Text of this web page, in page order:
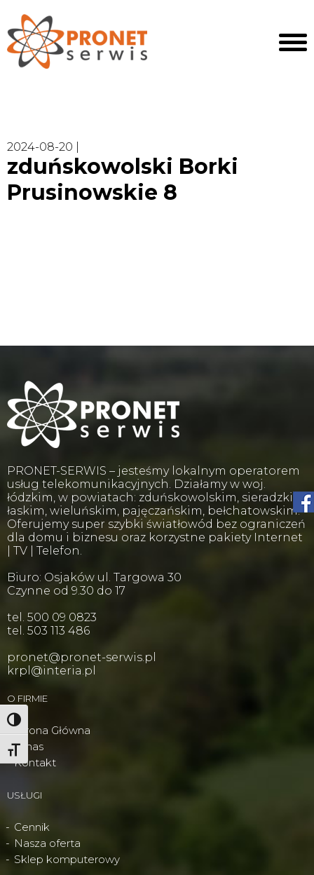
Wysoki kontrast
Powiększ tekst
2024-08-20 |
zduńskowolski Borki
Prusinowskie 8
PRONET-SERWIS – jesteśmy lokalnym operatorem
usług telekomunikacyjnych. Działamy w woj.
łódzkim, w powiatach: zduńskowolskim, sieradzkim,
łaskim, wieluńskim, pajęczańskim, bełchatowskim.
Oferujemy super szybki światłowód bez ograniczeń
dla domu i biznesu oraz korzystne pakiety Internet
| TV | Telefon.
Biuro: Osjaków ul. Targowa 30
Czynne od 9.30 do 17
tel. 500 09 0823
tel. 503 113 486
pronet@pronet-serwis.pl
krpl@interia.pl
O FIRMIE
Strona Główna
O nas
Kontakt
USŁUGI
Cennik
Nasza oferta
Sklep komputerowy